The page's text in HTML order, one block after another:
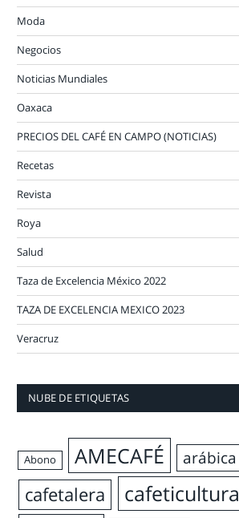
Moda
Negocios
Noticias Mundiales
Oaxaca
PRECIOS DEL CAFÉ EN CAMPO (NOTICIAS)
Recetas
Revista
Roya
Salud
Taza de Excelencia México 2022
TAZA DE EXCELENCIA MEXICO 2023
Veracruz
NUBE DE ETIQUETAS
Abono AMECAFÉ arábica
cafetalera cafeticultura